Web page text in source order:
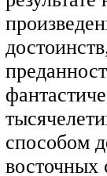
способом
восточных